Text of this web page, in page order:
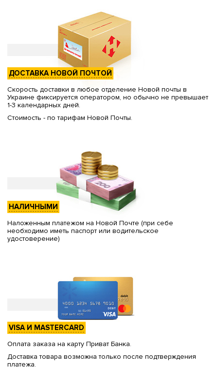
ДОСТАВКА НОВОЙ ПОЧТОЙ
Скорость доставки в любое отделение Новой почты в
Украине фиксируется оператором, но обычно не превышает
1-3 календарных дней.
Стоимость - по тарифам Новой Почты.
НАЛИЧНЫМИ
Наложенным платежом на Новой Почте (при себе
необходимо иметь паспорт или водительское
удостоверение)
VISA И MASTERCARD
Оплата заказа на карту Приват Банка.
Доставка товара возможна только после подтверждения
платежа.